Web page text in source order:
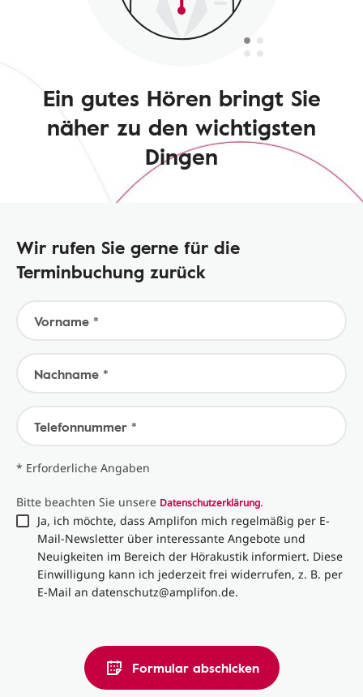
Ein gutes Hören bringt Sie
näher zu den wichtigsten
Dingen
Wir rufen Sie gerne für die
Terminbuchung zurück
Vorname *
Nachname *
Telefonnummer *
* Erforderliche Angaben
Bitte beachten Sie unsere Datenschutzerklärung.
Ja, ich möchte, dass Amplifon mich regelmäßig per E-
Mail-Newsletter über interessante Angebote und
Neuigkeiten im Bereich der Hörakustik informiert. Diese
Einwilligung kann ich jederzeit frei widerrufen, z. B. per
E-Mail an datenschutz@amplifon.de.
Formular abschicken